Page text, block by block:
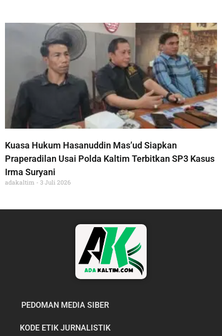
Kuasa Hukum Hasanuddin Mas’ud Siapkan
Praperadilan Usai Polda Kaltim Terbitkan SP3 Kasus
Irma Suryani
adakaltim 3 Juli 2026
PEDOMAN MEDIA SIBER
KODE ETIK JURNALISTIK